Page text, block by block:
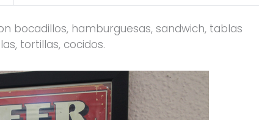
bocadillos, hamburguesas, sandwich, tablas
tortillas, cocidos.